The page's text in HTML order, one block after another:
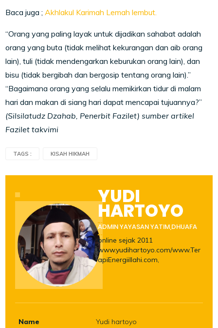
Baca juga ;Akhlakul Karimah Lemah lembut.
“Orang yang paling layak untuk dijadikan sahabat adalah
orang yang buta (tidak melihat kekurangan dan aib orang
lain), tuli (tidak mendengarkan keburukan orang lain), dan
bisu (tidak bergibah dan bergosip tentang orang lain).”
“Bagaimana orang yang selalu memikirkan tidur di malam
hari dan makan di siang hari dapat mencapai tujuannya?”
(Silsilatudz Dzahab, Penerbit Fazilet) sumber artikel
Fazilet takvimi
TAGS : KISAH HIKMAH
YUDI
HARTOYO
ADMIN YAYASAN YATIM,DHUAFA
online sejak 2011
www.yudihartoyo.com/www.Ter
apiEnergiillahi.com,
Name Yudi hartoyo